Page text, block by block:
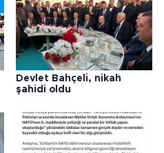
Devlet Bahçeli, nikah
şahidi oldu